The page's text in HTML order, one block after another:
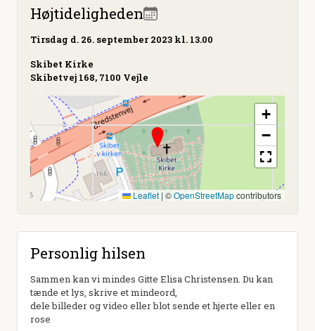
Højtideligheden
Tirsdag d. 26. september 2023 kl. 13.00
Skibet Kirke
Skibetvej 168, 7100 Vejle
+
−
Leaflet | ©OpenStreetMapcontributors
Personlig hilsen
Sammen kan vi mindes Gitte Elisa Christensen. Du kan
tænde et lys, skrive et mindeord,
dele billeder og video eller blot sende et hjerte eller en
rose